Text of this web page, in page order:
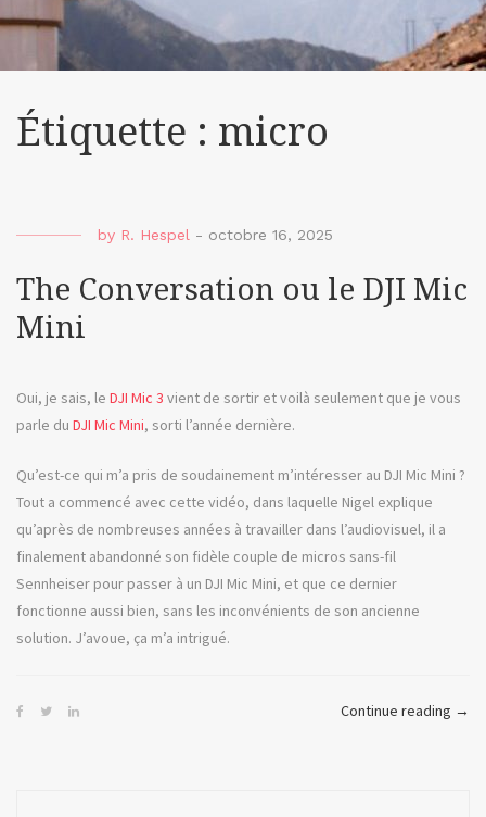
Étiquette : micro
by R. Hespel - octobre 16, 2025
The Conversation ou le DJI Mic
Mini
Oui, je sais, le DJI Mic 3 vient de sortir et voilà seulement que je vous
parle du DJI Mic Mini, sorti l’année dernière.
Qu’est-ce qui m’a pris de soudainement m’intéresser au DJI Mic Mini ?
Tout a commencé avec cette vidéo, dans laquelle Nigel explique
qu’après de nombreuses années à travailler dans l’audiovisuel, il a
finalement abandonné son fidèle couple de micros sans-fil
Sennheiser pour passer à un DJI Mic Mini, et que ce dernier
fonctionne aussi bien, sans les inconvénients de son ancienne
solution. J’avoue, ça m’a intrigué.
Continue reading « The
→